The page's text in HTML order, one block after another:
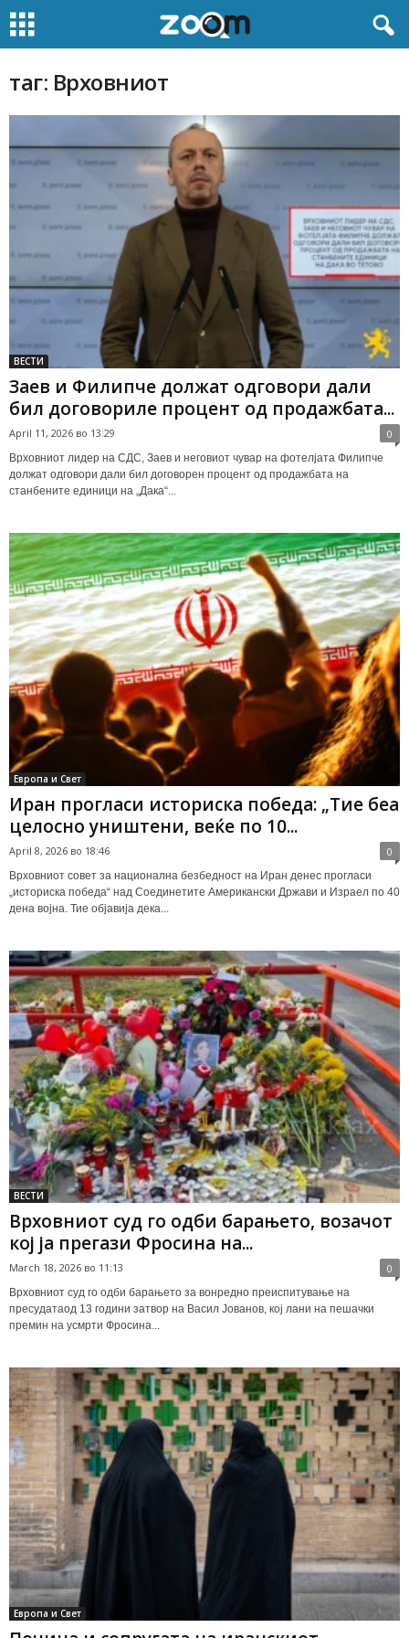
таг: Врховниот
ВЕСТИ
Заев и Филипче должат одговори дали
бил договориле процент од продажбата...
April 11, 2026 во 13:29 0
Врховниот лидер на СДС, Заев и неговиот чувар на фотелјата Филипче
должат одговори дали бил договорен процент од продажбата на
станбените единици на „Дака“...
Европа и Свет
Иран прогласи историска победа: „Тие беа
целосно уништени, веќе по 10...
April 8, 2026 во 18:46 0
Врховниот совет за национална безбедност на Иран денес прогласи
„историска победа“ над Соединетите Американски Држави и Израел по 40
дена војна. Тие објавија дека...
ВЕСТИ
Врховниот суд го одби барањето, возачот
кој ја прегази Фросина на...
March 18, 2026 во 11:13 0
Врховниот суд го одби барањето за вонредно преиспитување на
пресудатаод 13 години затвор на Васил Јованов, кој лани на пешачки
премин на усмрти Фросина...
Европа и Свет